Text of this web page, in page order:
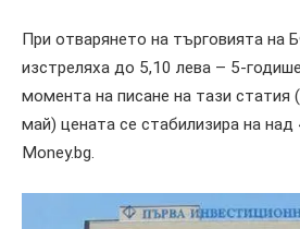
При отварянето на търговията на
изстреляха до 5,10 лева – 5-
момента на писане на тази статия
май) цената се стабилизира на над
Money.bg.